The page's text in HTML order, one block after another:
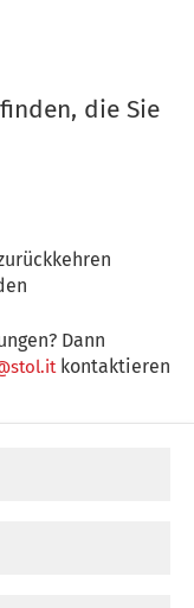
die Sie
Dann
kontaktieren